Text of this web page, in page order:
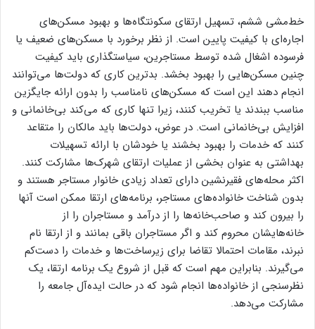
خط‌مشی ششم، تسهیل ارتقای سکونتگاه‌‌‌‌ها و بهبود مسکن‌‌‌‌های
اجاره‌‌‌‌ای با کیفیت پایین است. از نظر برخورد با مسکن‌‌‌‌های ضعیف یا
فرسوده اشغال شده توسط مستاجرین، سیاستگذاری باید کیفیت
چنین مسکن‌‌‌‌هایی را بهبود بخشد. بدترین کاری که دولت‌‌‌‌ها می‌توانند
انجام دهند این است که مسکن‌‌‌‌های نامناسب را بدون ارائه جایگزین
مناسب ببندند یا تخریب کنند، زیرا تنها کاری که می‌کند بی‌خانمانی و
افزایش بی‌‌‌‌خانمانی است. در عوض، دولت‌‌‌‌ها باید مالکان را متقاعد
کنند که خدمات را بهبود بخشند یا خودشان با ارائه تسهیلات
بهداشتی به عنوان بخشی از عملیات ارتقای شهرک‌‌‌‌ها مشارکت کنند.
اکثر محله‌‌‌‌های فقیرنشین دارای تعداد زیادی خانوار مستاجر هستند و
بدون شناخت خانواده‌‌‌‌های مستاجر، برنامه‌‌‌‌های ارتقا ممکن است آنها
را بیرون کند و صاحب‌خانه‌‌‌‌ها را از درآمد و مستاجران را از
خانه‌‌‌‌هایشان محروم کند و اگر مستاجران باقی بمانند و از ارتقا نام
نبرند، مقامات احتمالا تقاضا برای زیرساخت‌‌‌‌ها و خدمات را دست‌کم
می‌‌‌‌گیرند. بنابراین مهم است که قبل از شروع یک برنامه ارتقا، یک
نظرسنجی از خانواده‌‌‌‌ها انجام شود که در حالت ایده‌آل جامعه را
مشارکت می‌دهد.